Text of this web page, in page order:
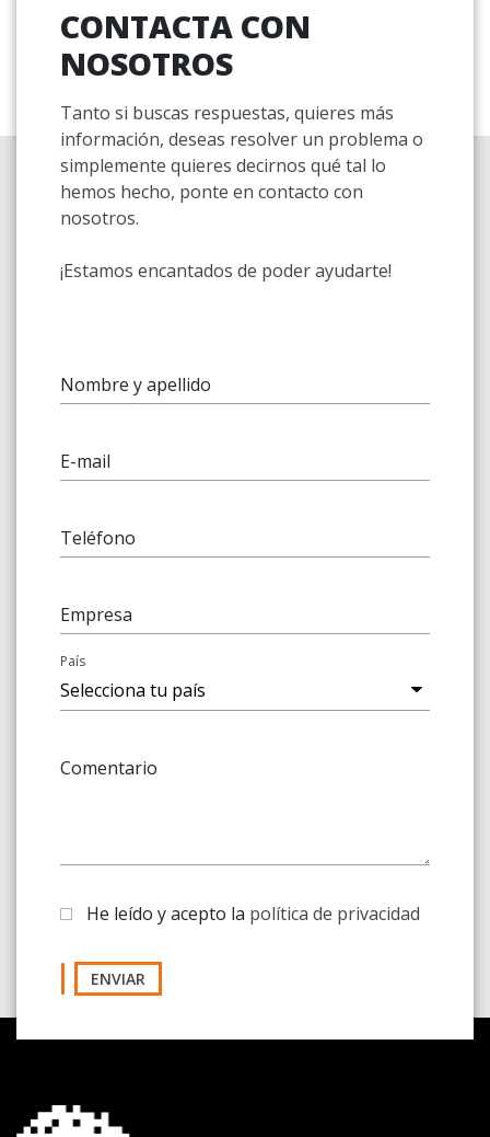
CONTACTA CON
NOSOTROS
Tanto si buscas respuestas, quieres más
información, deseas resolver un problema o
simplemente quieres decirnos qué tal lo
hemos hecho, ponte en contacto con
nosotros.
¡Estamos encantados de poder ayudarte!
Nombre y apellido
E-mail
Teléfono
Empresa
País
Comentario
He leído y acepto la política de privacidad
ENVIAR